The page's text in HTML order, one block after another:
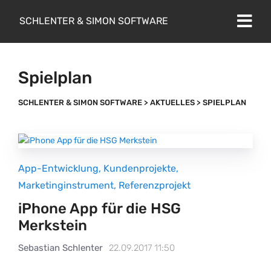
SCHLENTER & SIMON SOFTWARE
Spielplan
SCHLENTER & SIMON SOFTWARE > AKTUELLES > SPIELPLAN
App-Entwicklung, Kundenprojekte,
Marketinginstrument, Referenzprojekt
iPhone App für die HSG
Merkstein
Sebastian Schlenter 22.09.2017 11:50